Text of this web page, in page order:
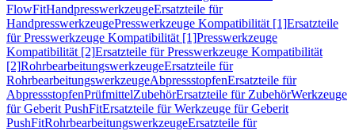
FlowFitHandpresswerkzeugeErsatzteile für
HandpresswerkzeugePresswerkzeuge Kompatibilität [1]Ersatzteile
für Presswerkzeuge Kompatibilität [1]Presswerkzeuge
Kompatibilität [2]Ersatzteile für Presswerkzeuge Kompatibilität
[2]RohrbearbeitungswerkzeugeErsatzteile für
RohrbearbeitungswerkzeugeAbpressstopfenErsatzteile für
AbpressstopfenPrüfmittelZubehörErsatzteile für ZubehörWerkzeuge
für Geberit PushFitErsatzteile für Werkzeuge für Geberit
PushFitRohrbearbeitungswerkzeugeErsatzteile für